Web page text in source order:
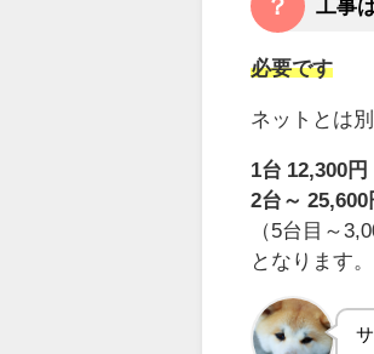
？ 工事
必要です
ネットとは
1台 12,300円
2台～ 25,600
（5台目～
となります。